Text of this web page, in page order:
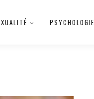
PSYCHOLOGIE